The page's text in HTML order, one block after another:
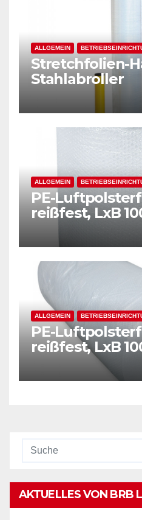
ALLGEMEIN
Stretchfolien-
Stahlabroller
ALLGEMEIN
PE-
reißfest, LxB
mm, Stärke 50
Folie,
ALLGEMEIN
PE-
reißfest, LxB
mm, Stärke 50
Folie,
AKTUELLES VON BRB